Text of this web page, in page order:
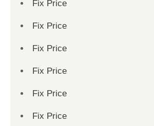
Fix Price
Fix Price
Fix Price
Fix Price
Fix Price
Fix Price